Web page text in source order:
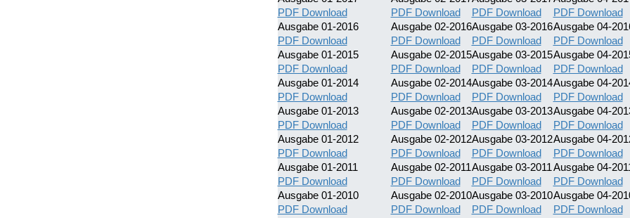
PDF Download
PDF Download
PDF Download
PDF Download
Ausgabe 01-2016
PDF Download
Ausgabe 02-2016
PDF Download
Ausgabe 03-2016
PDF Download
Ausgabe 04-
PDF Download
Ausgabe 01-2015
PDF Download
Ausgabe 02-2015
PDF Download
Ausgabe 03-2015
PDF Download
Ausgabe 04-
PDF Download
Ausgabe 01-2014
PDF Download
Ausgabe 02-2014
PDF Download
Ausgabe 03-2014
PDF Download
Ausgabe 04-
PDF Download
Ausgabe 01-2013
PDF Download
Ausgabe 02-2013
PDF Download
Ausgabe 03-2013
PDF Download
Ausgabe 04-
PDF Download
Ausgabe 01-2012
PDF Download
Ausgabe 02-2012
PDF Download
Ausgabe 03-2012
PDF Download
Ausgabe 04-
PDF Download
Ausgabe 01-2011
PDF Download
Ausgabe 02-2011
PDF Download
Ausgabe 03-2011
PDF Download
Ausgabe 04-
PDF Download
Ausgabe 01-2010
PDF Download
Ausgabe 02-2010
PDF Download
Ausgabe 03-2010
PDF Download
Ausgabe 04-
PDF Download